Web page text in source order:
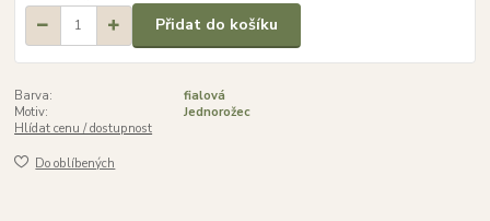
Přidat do košíku
Barva:
fialová
Motiv:
Jednorožec
Hlídat cenu / dostupnost
Do oblíbených